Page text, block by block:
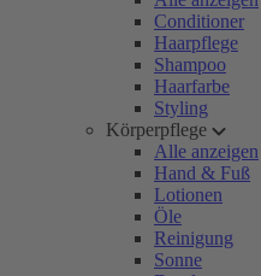
Conditioner
Haarpflege
Shampoo
Haarfarbe
Styling
Körperpflege
Alle anzeigen
Hand & Fuß
Lotionen
Öle
Reinigung
Sonne